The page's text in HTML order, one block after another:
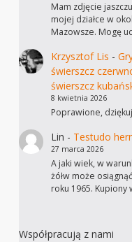
Mam zdjęcie
mojej działce w
Mazowsze. Mogę
Krzysztof Lis -
świerszcz
świerszcz
8 kwietnia 2026
Poprawione,
Lin - Testudo
27 marca 2026
A jaki wiek, w
żółw może
roku 1965. Kupiony
Współpracują z nami